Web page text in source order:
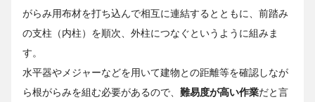
がらみ用布材を打ち込んで相互に連結するとともに、前踏み
の支柱（内柱）を順次、外柱につなぐというように組みま
す。
水平器やメジャーなどを用いて建物との距離等を確認しなが
ら根がらみを組む必要があるので、 難易度が高い作業だと言